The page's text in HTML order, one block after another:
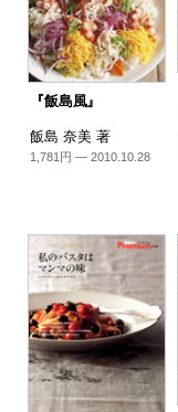
『飯島風』
飯島 奈美 著
1,781円 — 2010.10.28